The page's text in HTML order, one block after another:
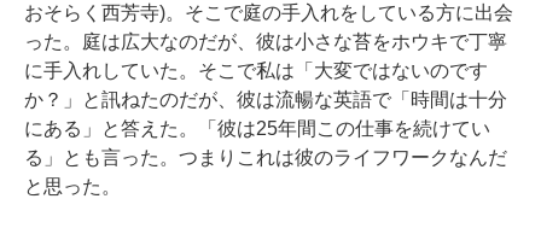
おそらく西芳寺)。そこで庭の手入れをしている方に出会
った。庭は広大なのだが、彼は小さな苔をホウキで丁寧
に手入れしていた。そこで私は「大変ではないのです
か？」と訊ねたのだが、彼は流暢な英語で「時間は十分
にある」と答えた。「彼は25年間この仕事を続けてい
る」とも言った。つまりこれは彼のライフワークなんだ
と思った。